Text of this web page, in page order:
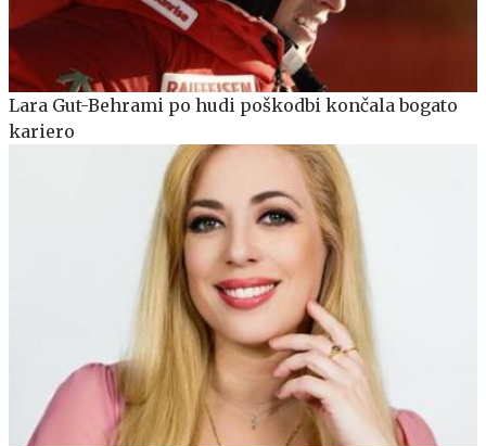
Lara Gut-Behrami po hudi poškodbi končala bogato
kariero